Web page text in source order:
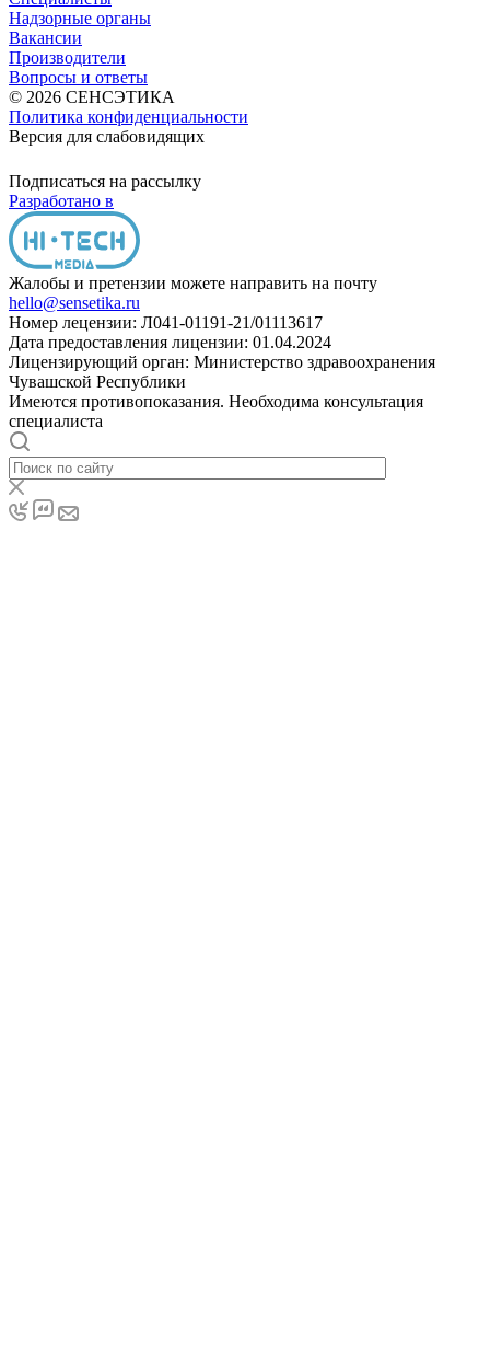
Надзорные органы
Вакансии
Производители
Вопросы и ответы
© 2026 СЕНСЭТИКА
Политика конфиденциальности
Версия для слабовидящих
Подписаться на рассылку
Разработано в
Жалобы и претензии можете направить на почту
hello@sensetika.ru
Номер лецензии: Л041-01191-21/01113617
Дата предоставления лицензии: 01.04.2024
Лицензирующий орган: Министерство здравоохранения
Чувашской Республики
Имеются противопоказания. Необходима консультация
специалиста